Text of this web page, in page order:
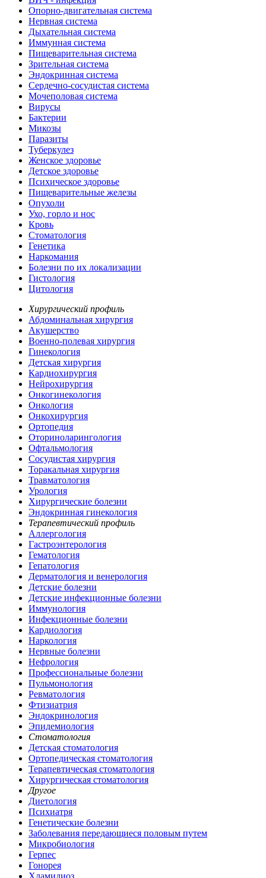
Опорно-двигательная система
Нервная система
Дыхательная система
Иммунная система
Пищеварительная система
Зрительная система
Эндокринная система
Сердечно-сосудистая система
Мочеполовая система
Вирусы
Бактерии
Микозы
Паразиты
Туберкулез
Женское здоровье
Детское здоровье
Психическое здоровье
Пищеварительные железы
Опухоли
Ухо, горло и нос
Кровь
Стоматология
Генетика
Наркомания
Болезни по их локализации
Гистология
Цитология
Хирургический профиль
Абдоминальная хирургия
Акушерство
Военно-полевая хирургия
Гинекология
Детская хирургия
Кардиохирургия
Нейрохирургия
Онкогинекология
Онкология
Онкохирургия
Ортопедия
Оториноларингология
Офтальмология
Сосудистая хирургия
Торакальная хирургия
Травматология
Урология
Хирургические болезни
Эндокринная гинекология
Терапевтический профиль
Аллергология
Гастроэнтерология
Гематология
Гепатология
Дерматология и венерология
Детские болезни
Детские инфекционные болезни
Иммунология
Инфекционные болезни
Кардиология
Наркология
Нервные болезни
Нефрология
Профессиональные болезни
Пульмонология
Ревматология
Фтизиатрия
Эндокринология
Эпидемиология
Стоматология
Детская стоматология
Ортопедическая стоматология
Терапевтическая стоматология
Хирургическая стоматология
Другое
Диетология
Психиатря
Генетические болезни
Заболевания передающиеся половым путем
Микробиология
Герпес
Гонорея
Хламидиоз